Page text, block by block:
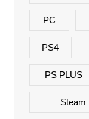
PC
PS4
PS PLUS
Steam